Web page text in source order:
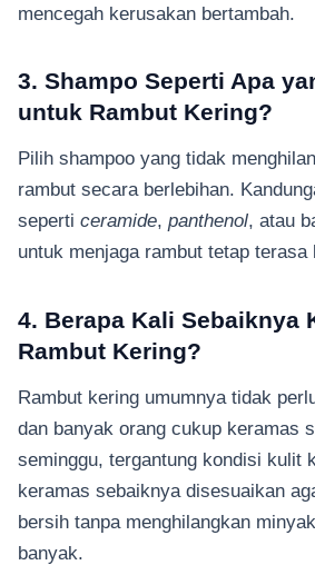
mencegah kerusakan bertambah.
3. Shampo Seperti Apa
untuk Rambut Kering?
Pilih shampoo yang tidak
rambut secara berlebihan.
seperti ceramide, panthenol, atau
untuk menjaga rambut tetap terasa
4. Berapa Kali Sebaiknya
Rambut Kering?
Rambut kering umumnya tidak
dan banyak orang cukup keramas
seminggu, tergantung kondisi kulit
keramas sebaiknya disesuaikan
bersih tanpa menghilangkan
banyak.